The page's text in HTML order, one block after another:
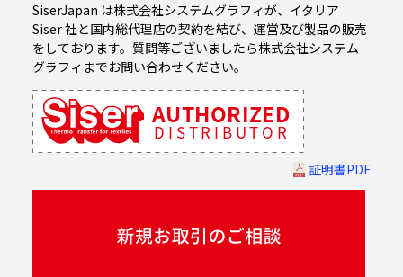
SiserJapan は株式会社システムグラフィが、イタリア
Siser 社と国内総代理店の契約を結び、運営及び製品の販売
をしております。質問等ございましたら株式会社システム
グラフィまでお問い合わせください。
証明書PDF